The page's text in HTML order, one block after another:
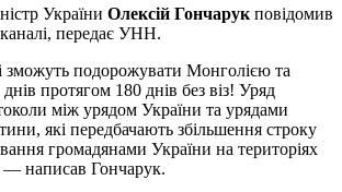
України Олексій Гончарук повідомив
передає УНН.
зможуть подорожувати Монголією та
протягом 180 днів без віз! Уряд
між урядом України та урядами
які передбачають збільшення строку
громадянами України на територіях
— написав Гончарук.